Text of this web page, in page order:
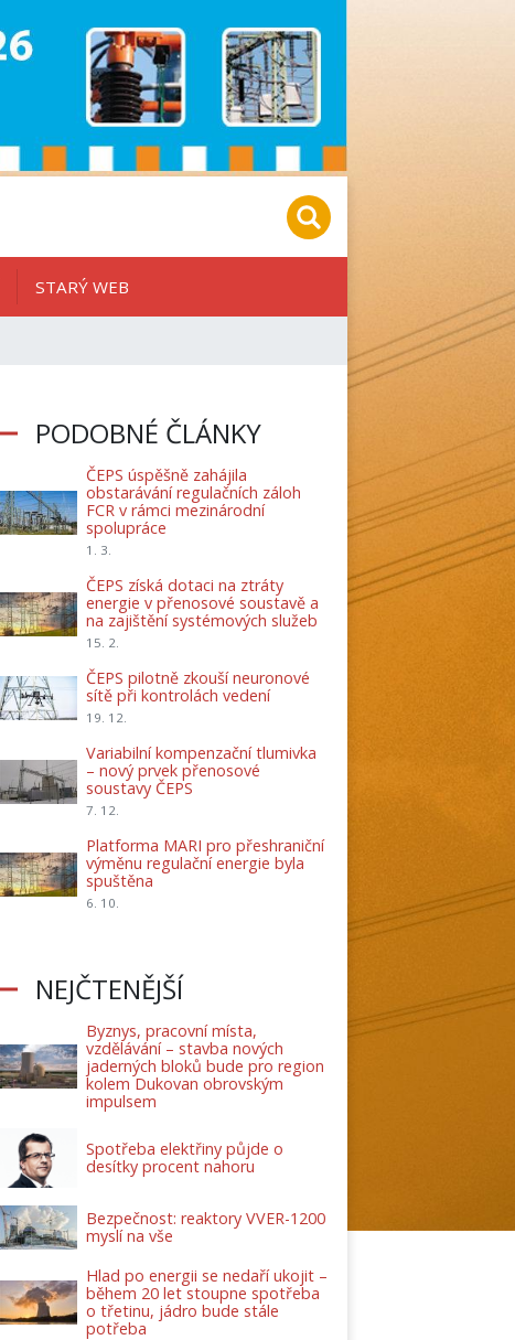
STARÝ WEB
PODOBNÉ ČLÁNKY
ČEPS úspěšně zahájila
obstarávání regulačních záloh
FCR v rámci mezinárodní
spolupráce
1. 3.
ČEPS získá dotaci na ztráty
energie v přenosové soustavě a
na zajištění systémových služeb
15. 2.
ČEPS pilotně zkouší neuronové
sítě při kontrolách vedení
19. 12.
Variabilní kompenzační tlumivka
– nový prvek přenosové
soustavy ČEPS
7. 12.
Platforma MARI pro přeshraniční
výměnu regulační energie byla
spuštěna
6. 10.
NEJČTENĚJŠÍ
Byznys, pracovní místa,
vzdělávání – stavba nových
jaderných bloků bude pro region
kolem Dukovan obrovským
impulsem
Spotřeba elektřiny půjde o
desítky procent nahoru
Bezpečnost: reaktory VVER-1200
myslí na vše
Hlad po energii se nedaří ukojit –
během 20 let stoupne spotřeba
o třetinu, jádro bude stále
potřeba